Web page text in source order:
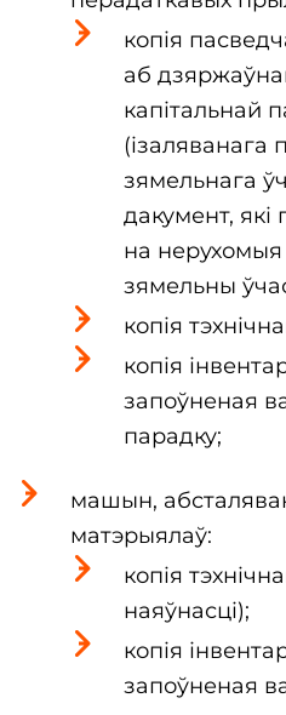
копія
аб
капітальнай
(ізаляванага
зямельнага
дакумент,
на нерухомыя
зямельны
копія
копія
запоўненая
парадку;
машын,
матэрыялаў:
копія
наяўнасці);
копія
запоўненая